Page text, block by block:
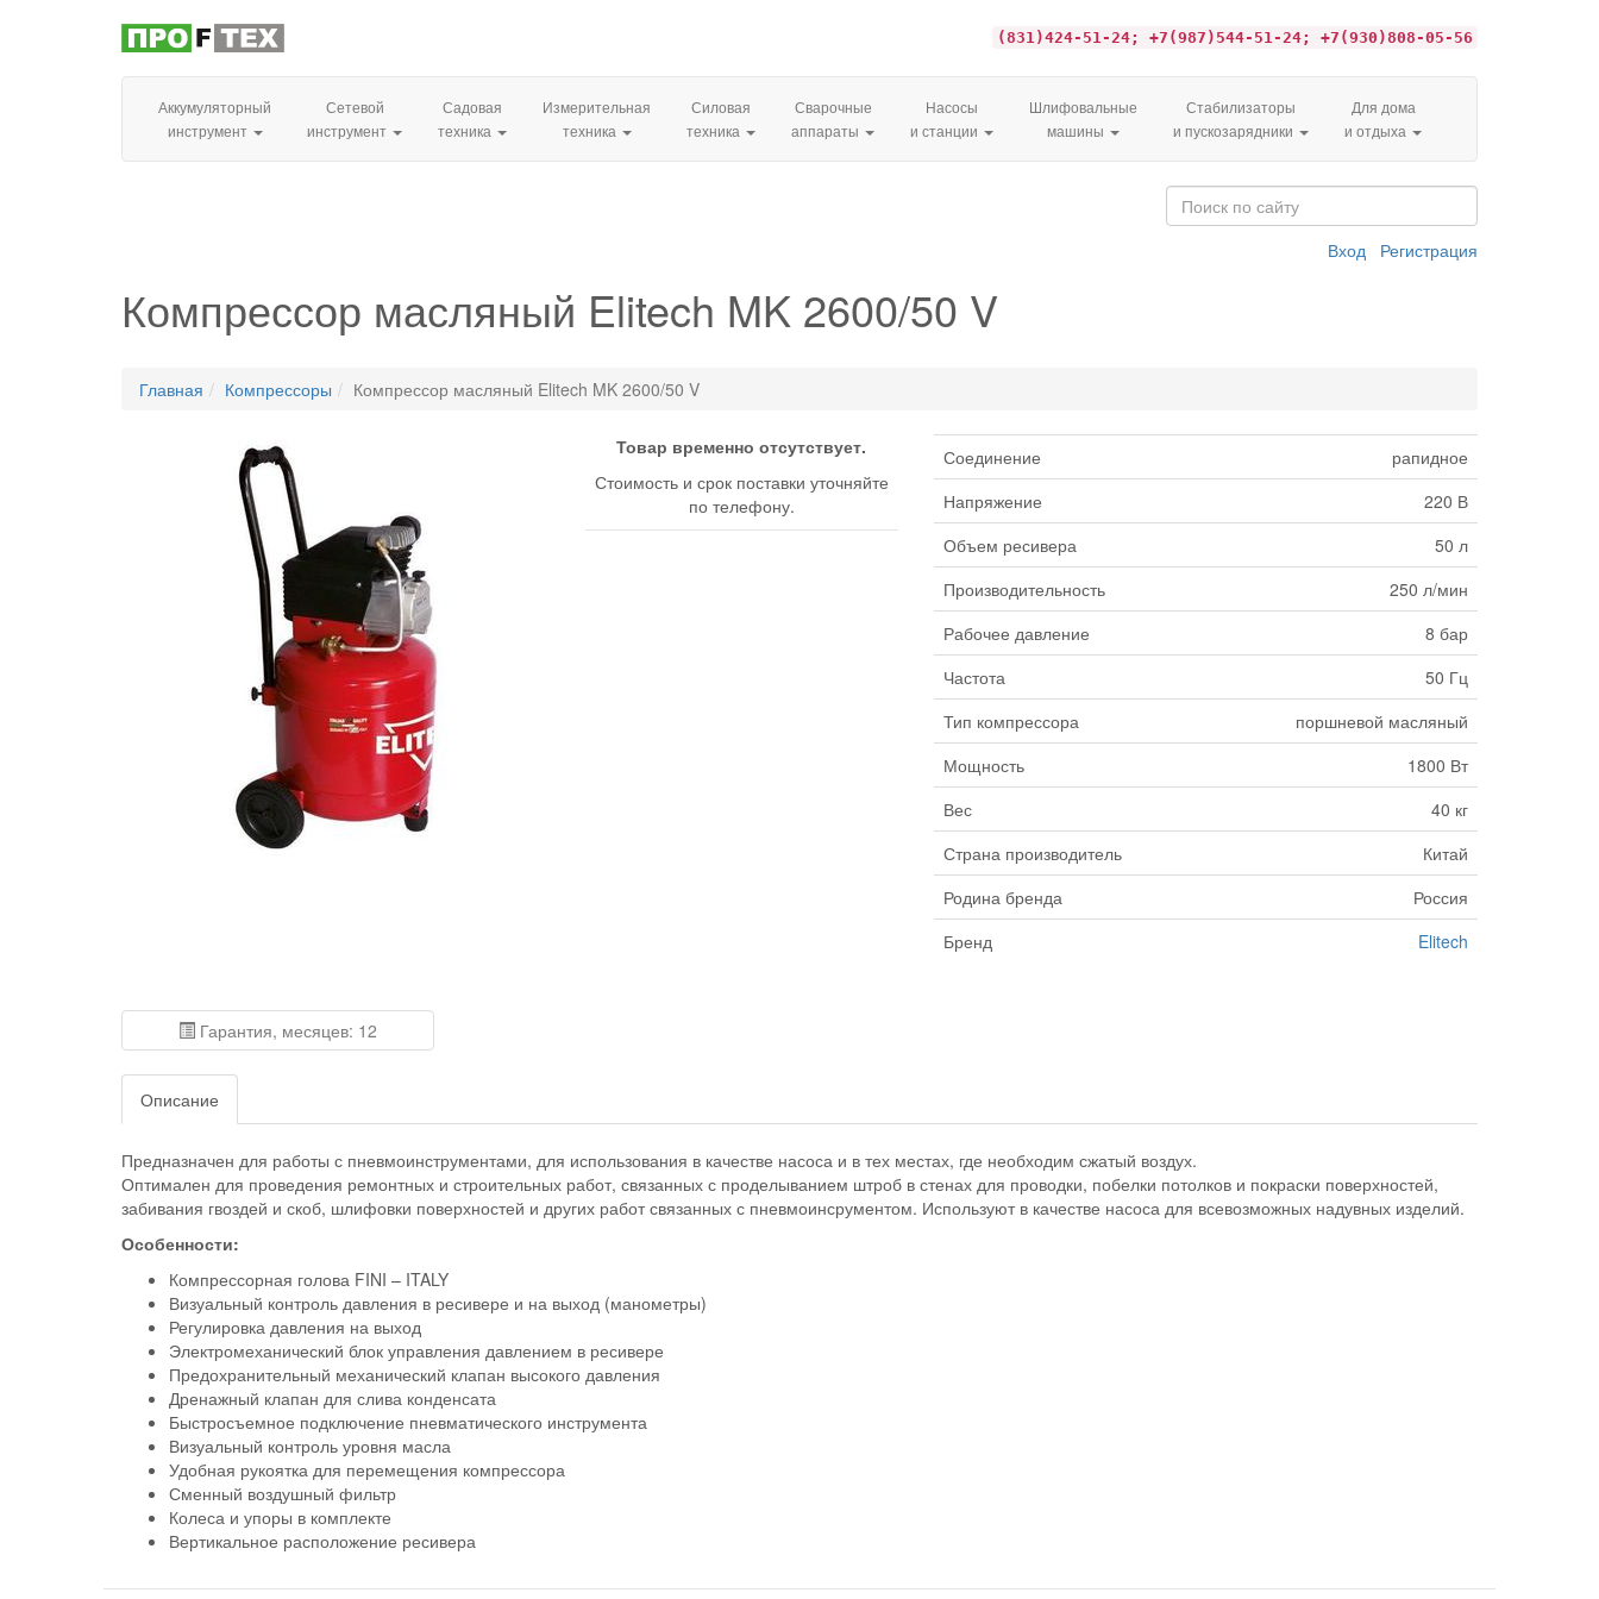
(831)424-51-24; +7(987)544-51-24; +7(930)808-05-56
Аккумуляторный
инструмент
Сетевой
инструмент
Садовая
техника
Измерительная
техника
Силовая
техника
Сварочные
аппараты
Насосы
и станции
Шлифовальные
машины
Стабилизаторы
и пускозарядники
Для дома
и отдыха
Вход Регистрация
Компрессор масляный Elitech MK 2600/50 V
Главная Компрессоры Компрессор масляный Elitech MK 2600/50 V
Товар временно отсутствует.
Стоимость и срок поставки уточняйте
по телефону.
Соединение
рапидное
Напряжение
220 В
Объем ресивера
50 л
Производительность
250 л/мин
Рабочее давление
8 бар
Частота
50 Гц
Тип компрессора
поршневой масляный
Мощность
1800 Вт
Вес
40 кг
Страна производитель
Китай
Родина бренда
Россия
Бренд
Elitech
Гарантия, месяцев: 12
Описание
Предназначен для работы с пневмоинструментами, для использования в качестве насоса и в тех местах, где необходим сжатый воздух.
Оптимален для проведения ремонтных и строительных работ, связанных с проделыванием штроб в стенах для проводки, побелки потолков и покраски поверхностей,
забивания гвоздей и скоб, шлифовки поверхностей и других работ связанных с пневмоинсрументом. Используют в качестве насоса для всевозможных надувных изделий.
Особенности:
Компрессорная голова FINI – ITALY
Визуальный контроль давления в ресивере и на выход (манометры)
Регулировка давления на выход
Электромеханический блок управления давлением в ресивере
Предохранительный механический клапан высокого давления
Дренажный клапан для слива конденсата
Быстросъемное подключение пневматического инструмента
Визуальный контроль уровня масла
Удобная рукоятка для перемещения компрессора
Сменный воздушный фильтр
Колеса и упоры в комплекте
Вертикальное расположение ресивера